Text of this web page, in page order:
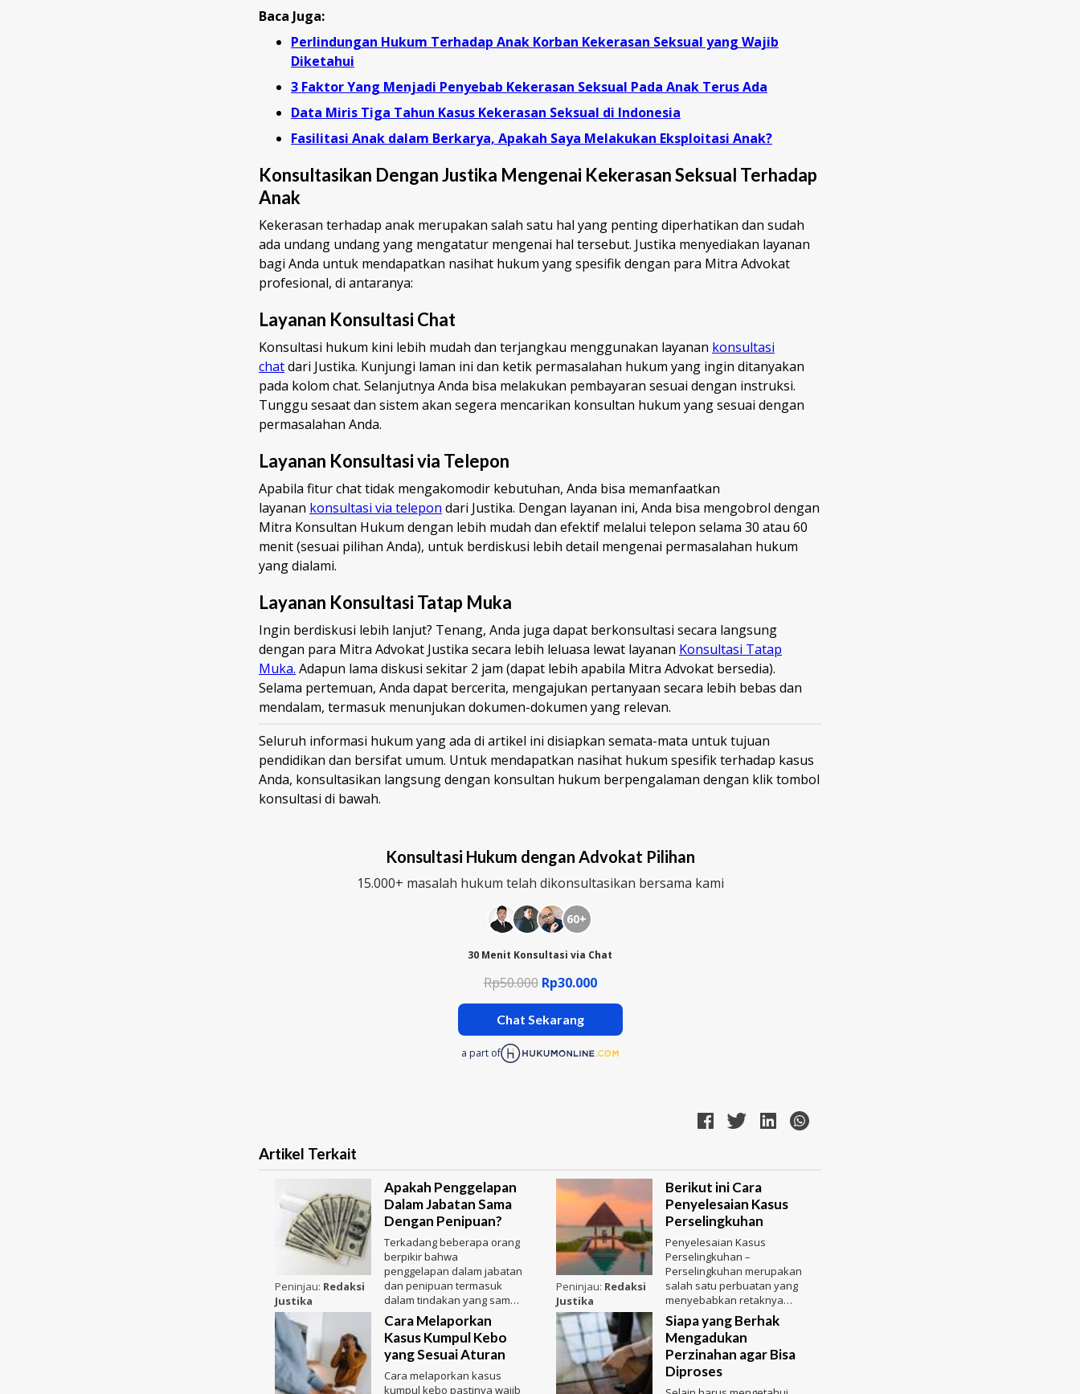
Baca Juga:
Perlindungan Hukum Terhadap Anak Korban Kekerasan Seksual yang Wajib
Diketahui
3 Faktor Yang Menjadi Penyebab Kekerasan Seksual Pada Anak Terus Ada
Data Miris Tiga Tahun Kasus Kekerasan Seksual di Indonesia
Fasilitasi Anak dalam Berkarya, Apakah Saya Melakukan Eksploitasi Anak?
Konsultasikan Dengan Justika Mengenai Kekerasan Seksual Terhadap
Anak
Kekerasan terhadap anak merupakan salah satu hal yang penting diperhatikan dan sudah
ada undang undang yang mengatatur mengenai hal tersebut. Justika menyediakan layanan
bagi Anda untuk mendapatkan nasihat hukum yang spesifik dengan para Mitra Advokat
profesional, di antaranya:
Layanan Konsultasi Chat
Konsultasi hukum kini lebih mudah dan terjangkau menggunakan layanan konsultasi
chatdari Justika. Kunjungi laman ini dan ketik permasalahan hukum yang ingin ditanyakan
pada kolom chat. Selanjutnya Anda bisa melakukan pembayaran sesuai dengan instruksi.
Tunggu sesaat dan sistem akan segera mencarikan konsultan hukum yang sesuai dengan
permasalahan Anda.
Layanan Konsultasi via Telepon
Apabila fitur chat tidak mengakomodir kebutuhan, Anda bisa memanfaatkan
layanan konsultasi via telepon dari Justika. Dengan layanan ini, Anda bisa mengobrol dengan
Mitra Konsultan Hukum dengan lebih mudah dan efektif melalui telepon selama 30 atau 60
menit (sesuai pilihan Anda), untuk berdiskusi lebih detail mengenai permasalahan hukum
yang dialami.
Layanan Konsultasi Tatap Muka
Ingin berdiskusi lebih lanjut? Tenang, Anda juga dapat berkonsultasi secara langsung
dengan para Mitra Advokat Justika secara lebih leluasa lewat layanan Konsultasi Tatap
Muka. Adapun lama diskusi sekitar 2 jam (dapat lebih apabila Mitra Advokat bersedia).
Selama pertemuan, Anda dapat bercerita, mengajukan pertanyaan secara lebih bebas dan
mendalam, termasuk menunjukan dokumen-dokumen yang relevan.
Seluruh informasi hukum yang ada di artikel ini disiapkan semata-mata untuk tujuan
pendidikan dan bersifat umum. Untuk mendapatkan nasihat hukum spesifik terhadap kasus
Anda, konsultasikan langsung dengan konsultan hukum berpengalaman dengan klik tombol
konsultasi di bawah.
Konsultasi Hukum dengan Advokat Pilihan
15.000+ masalah hukum telah dikonsultasikan bersama kami
60+
30 Menit Konsultasi via Chat
Rp50.000 Rp30.000
Chat Sekarang
a part of
Artikel Terkait
Peninjau: Redaksi
Justika
Apakah Penggelapan
Dalam Jabatan Sama
Dengan Penipuan?
Terkadang beberapa orang
berpikir bahwa
penggelapan dalam jabatan
dan penipuan termasuk
dalam tindakan yang sama.
Padahal keduanya
merupakan hal yang
Peninjau: Redaksi
Justika
Berikut ini Cara
Penyelesaian Kasus
Perselingkuhan
Penyelesaian Kasus
Perselingkuhan –
Perselingkuhan merupakan
salah satu perbuatan yang
menyebabkan retaknya
komitmen yang terjalin
dalam perjan
Cara Melaporkan
Kasus Kumpul Kebo
yang Sesuai Aturan
Cara melaporkan kasus
kumpul kebo pastinya wajib
Siapa yang Berhak
Mengadukan
Perzinahan agar Bisa
Diproses